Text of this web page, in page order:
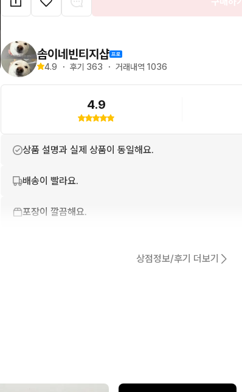
*상품 이미지에서 약간의 컬러 차이로
의한 반사로 인한것으로, 제품의
색바램이 아님을 알려드립니다
*빈티지 특성상 이염및 데미지가
*중고 상품으로 교환,반품,환불
불가하오니 신중히 구매 부탁드립니다
솜이네빈티지샵
4.9 ・ 후기 363 ・ 거래내역 1036
4.9
상품 설명과 실제 상품이 동일해요.
배송이 빨라요.
포장이 깔끔해요.
상점정보/후기 더보기